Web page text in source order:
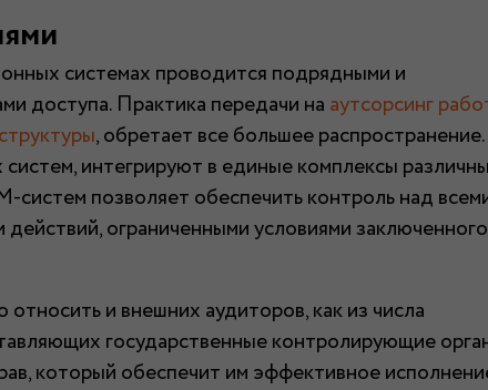
системах проводится подрядными и
доступа. Практика передачи на аутсорсинг
, обретает все большее распространение.
интегрируют в единые комплексы
позволяет обеспечить контроль над
ограниченными условиями заключенного
и внешних аудиторов, как из числа
государственные контролирующие
который обеспечит им эффективное